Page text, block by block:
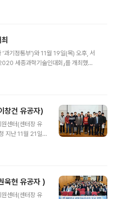
지정했다. 과학기
높이고 과학기술
목적으로 한다.
기술유공자 예우
과학기술인이
과기정통부’)와 11월 19일(목) 오후, 서
세종과학기술인대회」를 개최했다.
한민국 과학기술 발전과 국민의 삶 개
자 증서는 그 동안 ‘과학·정보통신의
나19 상황을 고려하여 유공자 헌정행
증서수여식이 진행되었다. 이날 증서를
창건 유공자)
센터(센터장 유
지난 11월 21일
한국형 원전 개
욱현 유공자 )
센터(센터장 유